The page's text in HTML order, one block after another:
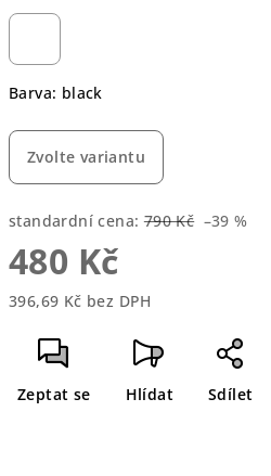
Barva: black
Zvolte variantu
standardní cena: 790 Kč –39 %
480 Kč
396,69 Kč bez DPH
cena:
Zeptat se Hlídat Sdílet